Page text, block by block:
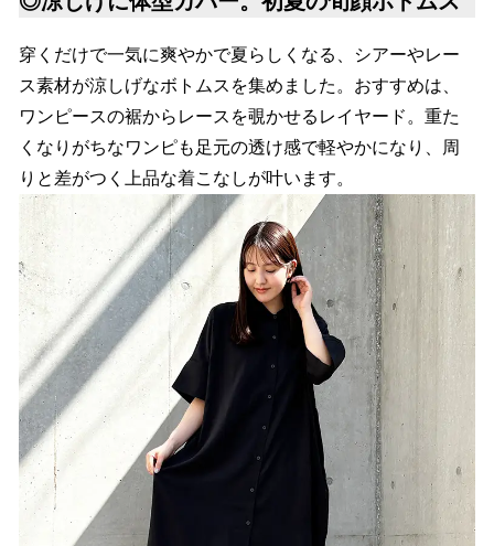
穿くだけで一気に爽やかで夏らしくなる、シアーやレー
ス素材が涼しげなボトムスを集めました。おすすめは、
ワンピースの裾からレースを覗かせるレイヤード。重た
くなりがちなワンピも足元の透け感で軽やかになり、周
りと差がつく上品な着こなしが叶います。